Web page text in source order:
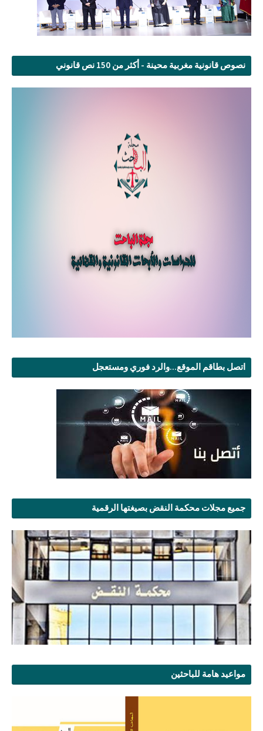
نصوص قانونية مغربية محينة - أكثر من 150 نص قانوني
اتصل بطاقم الموقع...والرد فوري ومستعجل
جميع مجلات محكمة النقض بصيغتها الرقمية
مواعيد هامة للباحثين